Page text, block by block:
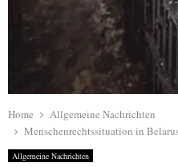
Home
Allgemeine Nachrichten
Menschenrechtssituation in
Allgemeine Nachrichten